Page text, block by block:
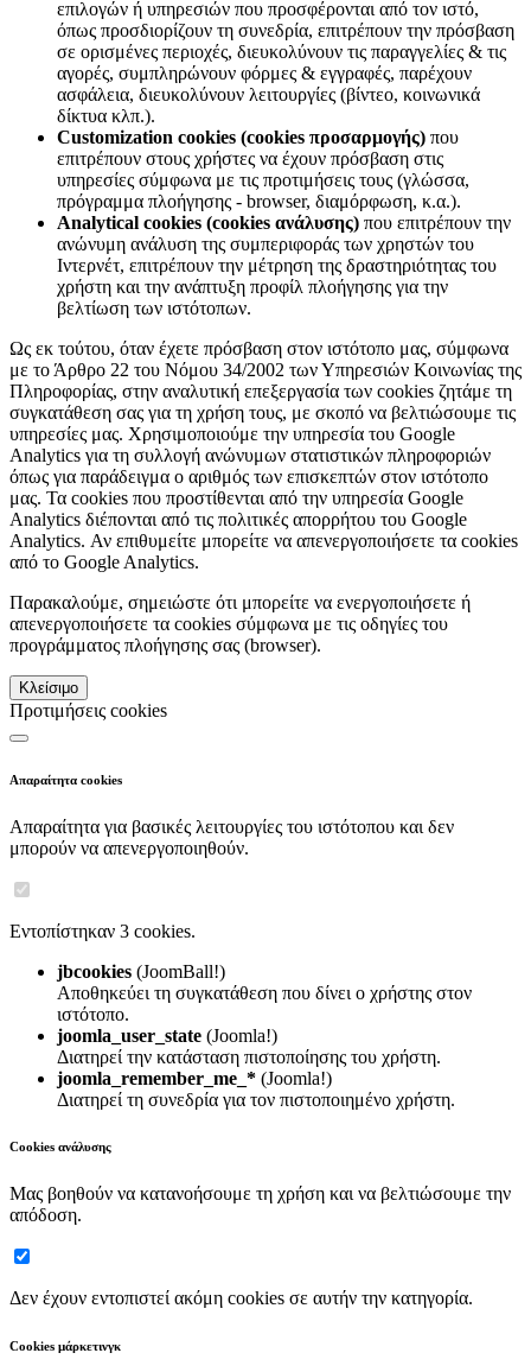
επιλογών ή υπηρεσιών που προσφέρονται από τον ιστό,
όπως προσδιορίζουν τη συνεδρία, επιτρέπουν την πρόσβαση
σε ορισμένες περιοχές, διευκολύνουν τις παραγγελίες & τις
αγορές, συμπληρώνουν φόρμες & εγγραφές, παρέχουν
ασφάλεια, διευκολύνουν λειτουργίες (βίντεο, κοινωνικά
δίκτυα κλπ.).
Customization cookies (cookies προσαρμογής) που
επιτρέπουν στους χρήστες να έχουν πρόσβαση στις
υπηρεσίες σύμφωνα με τις προτιμήσεις τους (γλώσσα,
πρόγραμμα πλοήγησης - browser, διαμόρφωση, κ.α.).
Analytical cookies (cookies ανάλυσης) που επιτρέπουν την
ανώνυμη ανάλυση της συμπεριφοράς των χρηστών του
Ιντερνέτ, επιτρέπουν την μέτρηση της δραστηριότητας του
χρήστη και την ανάπτυξη προφίλ πλοήγησης για την
βελτίωση των ιστότοπων.
Ως εκ τούτου, όταν έχετε πρόσβαση στον ιστότοπο μας, σύμφωνα
με το Άρθρο 22 του Νόμου 34/2002 των Υπηρεσιών Κοινωνίας της
Πληροφορίας, στην αναλυτική επεξεργασία των cookies ζητάμε τη
συγκατάθεση σας για τη χρήση τους, με σκοπό να βελτιώσουμε τις
υπηρεσίες μας. Χρησιμοποιούμε την υπηρεσία του Google
Analytics για τη συλλογή ανώνυμων στατιστικών πληροφοριών
όπως για παράδειγμα ο αριθμός των επισκεπτών στον ιστότοπο
μας. Τα cookies που προστίθενται από την υπηρεσία Google
Analytics διέπονται από τις πολιτικές απορρήτου του Google
Analytics. Αν επιθυμείτε μπορείτε να απενεργοποιήσετε τα cookies
από το Google Analytics.
Παρακαλούμε, σημειώστε ότι μπορείτε να ενεργοποιήσετε ή
απενεργοποιήσετε τα cookies σύμφωνα με τις οδηγίες του
προγράμματος πλοήγησης σας (browser).
Κλείσιμο
Προτιμήσεις cookies
Απαραίτητα cookies
Απαραίτητα για βασικές λειτουργίες του ιστότοπου και δεν
μπορούν να απενεργοποιηθούν.
Εντοπίστηκαν 3 cookies.
jbcookies (JoomBall!)
Αποθηκεύει τη συγκατάθεση που δίνει ο χρήστης στον
ιστότοπο.
joomla_user_state (Joomla!)
Διατηρεί την κατάσταση πιστοποίησης του χρήστη.
joomla_remember_me_* (Joomla!)
Διατηρεί τη συνεδρία για τον πιστοποιημένο χρήστη.
Cookies ανάλυσης
Μας βοηθούν να κατανοήσουμε τη χρήση και να βελτιώσουμε την
απόδοση.
Δεν έχουν εντοπιστεί ακόμη cookies σε αυτήν την κατηγορία.
Cookies μάρκετινγκ